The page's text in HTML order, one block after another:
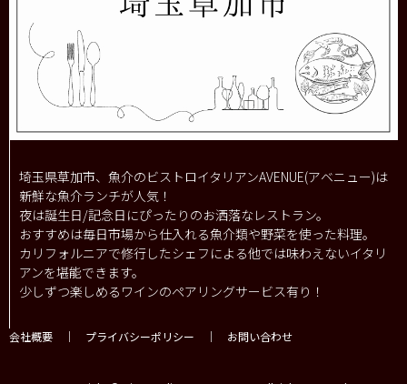
埼玉県草加市、魚介のビストロイタリアンAVENUE(アベニュー)は
新鮮な魚介ランチが人気！
夜は誕生日/記念日にぴったりのお洒落なレストラン。
おすすめは毎日市場から仕入れる魚介類や野菜を使った料理。
カリフォルニアで修行したシェフによる他では味わえないイタリ
アンを堪能できます。
少しずつ楽しめるワインのペアリングサービス有り！
会社概要 ｜ プライバシーポリシー ｜ お問い合わせ